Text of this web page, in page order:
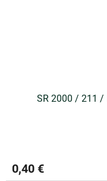
SR 2000 / 211 /
0,40 €